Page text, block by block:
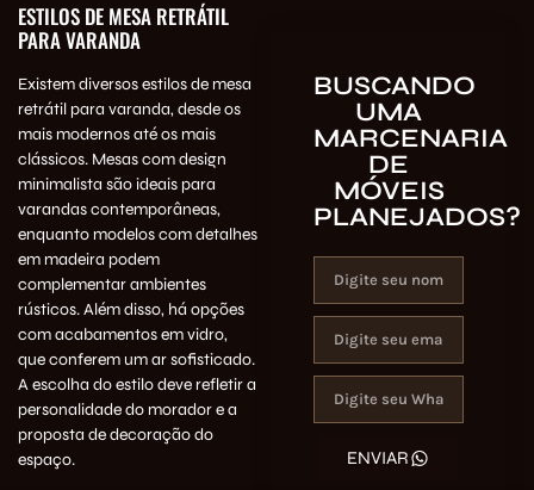
ESTILOS DE MESA RETRÁTIL
PARA VARANDA
Existem diversos estilos de mesa
retrátil para varanda, desde os
mais modernos até os mais
clássicos. Mesas com design
minimalista são ideais para
varandas contemporâneas,
enquanto modelos com detalhes
em madeira podem
complementar ambientes
rústicos. Além disso, há opções
com acabamentos em vidro,
que conferem um ar sofisticado.
A escolha do estilo deve refletir a
personalidade do morador e a
proposta de decoração do
espaço.
BUSCANDO
UMA
MARCENARIA
DE
MÓVEIS
PLANEJADOS?
ENVIAR